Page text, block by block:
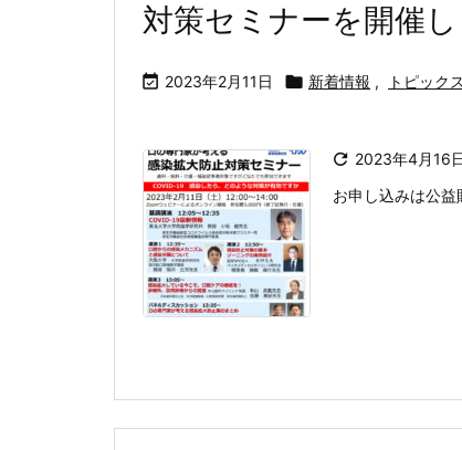
対策セミナーを開催
 2023年2月11日  新着情報 , トピックス
 2023年4月16
お申し込みは公益